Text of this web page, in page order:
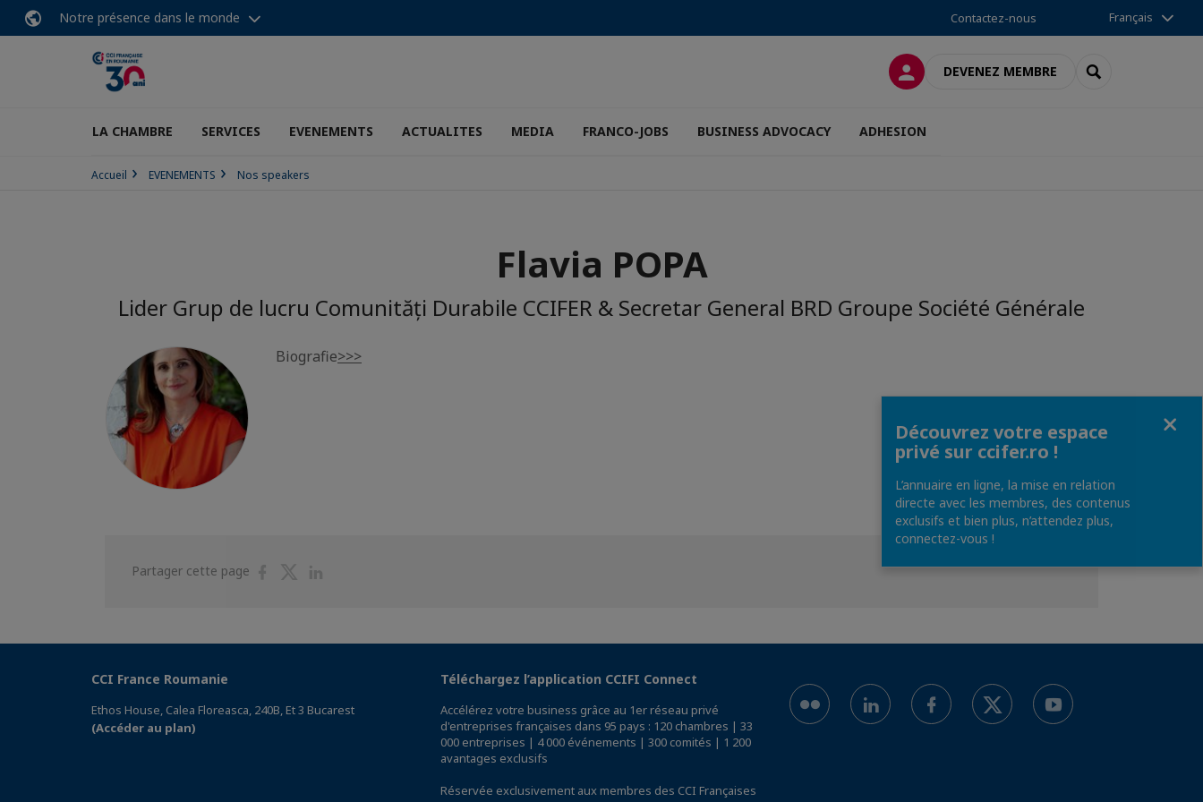
Notre présence dans le monde Contactez-nous Français
CONNEXIONDEVENEZ MEMBRE RECHERCHER
LA CHAMBRE SERVICES EVENEMENTS ACTUALITES MEDIA FRANCO-JOBS BUSINESS ADVOCACY ADHESION
Accueil EVENEMENTS Nos speakers
Flavia POPA
Lider Grup de lucru Comunități Durabile CCIFER & Secretar General BRD Groupe Société Générale
Biografie>>>
Partager cette page
PartagerPartager
CCI France Roumanie
Ethos House, Calea Floreasca, 240B, Et 3 Bucarest
(Accéder au plan)
Téléchargez l’application CCIFI Connect
Accélérez votre business grâce au 1er réseau privé
d'entreprises françaises dans 95 pays : 120 chambres | 33
000 entreprises | 4 000 événements | 300 comités | 1 200
avantages exclusifs
Réservée exclusivement aux membres des CCI Françaises
Découvrez votre espace
privé sur ccifer.ro !
L’annuaire en ligne, la mise en relation
directe avec les membres, des contenus
exclusifs et bien plus, n’attendez plus,
connectez-vous !